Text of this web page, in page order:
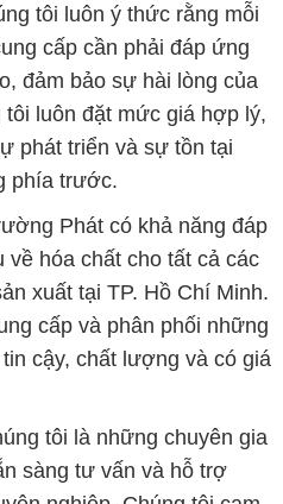
tôi luôn ý thức rằng mỗi
cấp cần phải đáp ứng
đảm bảo sự hài lòng của
luôn đặt mức giá hợp lý,
phát triển và sự tồn tại
phía trước.
Phát có khả năng đáp
về hóa chất cho tất cả các
xuất tại TP. Hồ Chí Minh.
cấp và phân phối những
cậy, chất lượng và có giá
tôi là những chuyên gia
sàng tư vấn và hỗ trợ